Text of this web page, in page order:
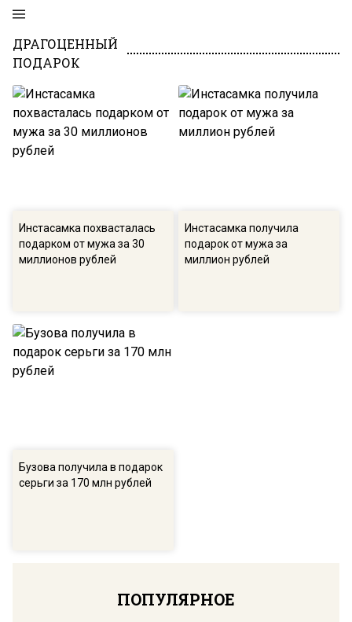
ДРАГОЦЕННЫЙ
ПОДАРОК
Инстасамка похвасталась
подарком от мужа за 30
миллионов рублей
Инстасамка получила
подарок от мужа за
миллион рублей
Бузова получила в подарок
серьги за 170 млн рублей
ПОПУЛЯРНОЕ